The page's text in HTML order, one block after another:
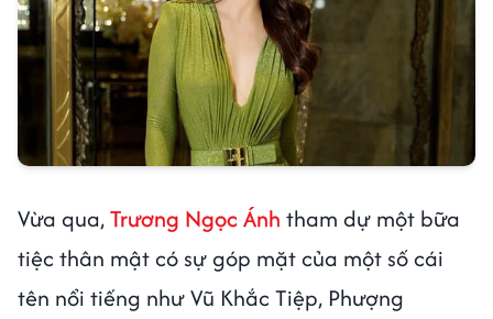
Vừa qua,Trương Ngọc Ánh tham dự một bữa
tiệc thân mật có sự góp mặt của một số cái
tên nổi tiếng như Vũ Khắc Tiệp, Phượng